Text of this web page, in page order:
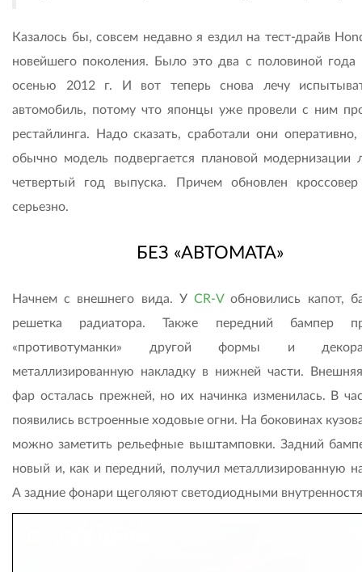
Казалось бы, совсем недавно я ездил на тест-драйв
новейшего поколения. Было это два с половиной года
осенью 2012 г. И вот теперь снова лечу
автомобиль, потому что японцы уже провели с ним
рестайлинга. Надо сказать, сработали они оперативно,
обычно модель подвергается плановой модернизации
четвертый год выпуска. Причем обновлен кроссовер
серьезно.
БЕЗ «АВТОМАТА»
Начнем с внешнего вида. УCR-Vобновились капот,
решетка радиатора. Также передний бампер
«противотуманки» другой формы и
металлизированную накладку в нижней части.
фар осталась прежней, но их начинка изменилась. В
появились встроенные ходовые огни. На боковинах
можно заметить рельефные выштамповки. Задний
новый и, как и передний, получил металлизированную
А задние фонари щеголяют светодиодными